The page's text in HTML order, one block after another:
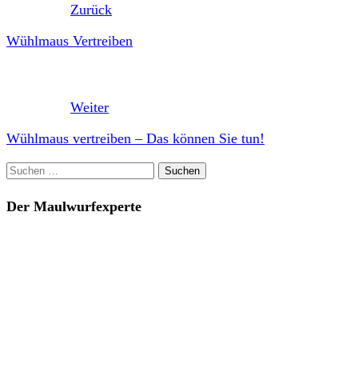
Zurück
Wühlmaus Vertreiben
Weiter
Wühlmaus vertreiben – Das können Sie tun!
Suchen
Der Maulwurfexperte